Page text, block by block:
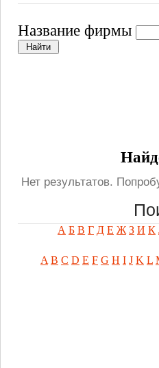
Название фирмы
Нет результатов.
А Б В Г Д Е Ж З И К
A B C D E F G H I J K L